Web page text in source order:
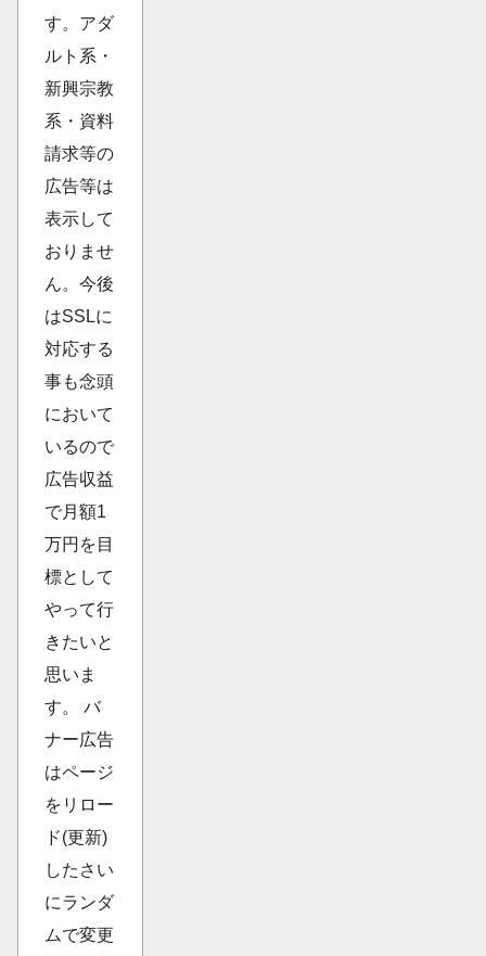
す。アダ
ルト系・
新興宗教
系・資料
請求等の
広告等は
表示して
おりませ
ん。今後
はSSLに
対応する
事も念頭
において
いるので
広告収益
で月額1
万円を目
標として
やって行
きたいと
思いま
す。 バ
ナー広告
はページ
をリロー
ド(更新)
したさい
にランダ
ムで変更